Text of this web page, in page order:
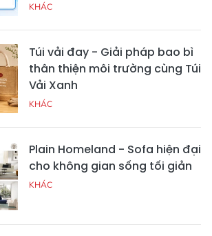
KHÁC
Túi vải đay - Giải pháp bao bì
thân thiện môi trường cùng Túi
Vải Xanh
KHÁC
Plain Homeland - Sofa hiện đại
cho không gian sống tối giản
KHÁC